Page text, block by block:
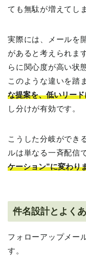
ても無駄が増えてし
実際には、メールを
があると考えられま
らに関心度が高い状
このような違いを踏
な提案を、低いリー
し分けが有効です。
こうした分岐ができ
ルは単なる一斉配信
ケーション”に変わり
件名設計とよく
フォローアップメー
す。